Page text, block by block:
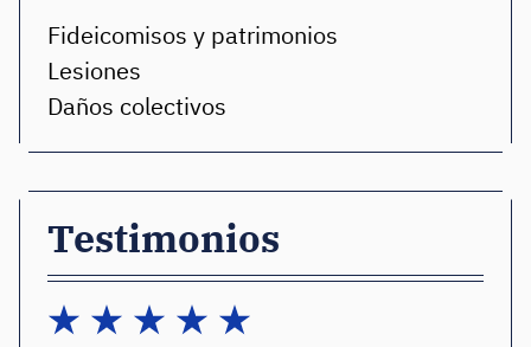
Fideicomisos y patrimonios
Lesiones
Daños colectivos
Testimonios